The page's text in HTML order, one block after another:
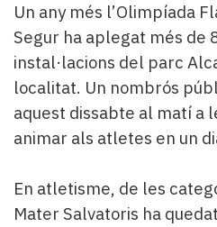
Contingut
patrocinat
Lo
més
llegit...
Editorial
Un any més l’Olimpíada
Segur ha aplegat més de
instal·lacions del parc
localitat. Un nombrós
aquest dissabte al matí a
animar als atletes en un
En atletisme, de les
Mater Salvatoris ha